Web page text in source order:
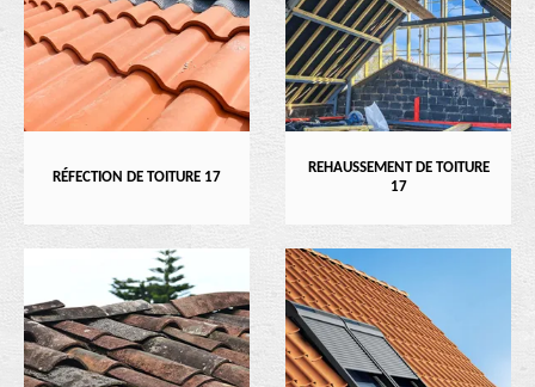
RÉFECTION DE TOITURE 17
REHAUSSEMENT DE TOITURE
17